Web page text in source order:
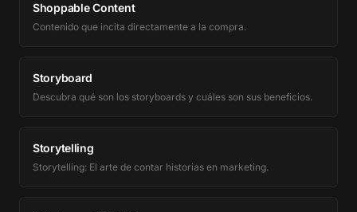
Shoppable Content
Contenido que incita directamente a la compra.
Storyboard
Descubra qué son los storyboards y cuáles son sus beneficios.
Storytelling
Storytelling: El arte de contar historias en marketing.